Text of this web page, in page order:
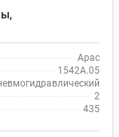
Apac
1542A.05
2
435